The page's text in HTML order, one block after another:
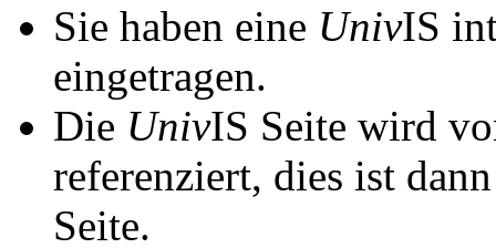
Sie haben eine UnivIS
eingetragen.
Die UnivIS Seite wird
referenziert, dies ist
Seite.